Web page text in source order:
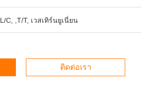
L/C, ,T/T, เวสเทิร์นยูเนี่ยน
ติดต่อเรา